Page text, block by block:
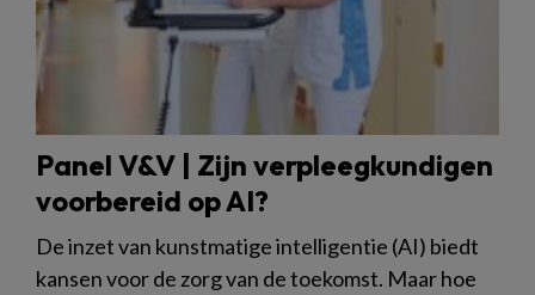
Panel V&V | Zijn verpleegkundigen
voorbereid op AI?
De inzet van kunstmatige intelligentie (AI) biedt
kansen voor de zorg van de toekomst. Maar hoe